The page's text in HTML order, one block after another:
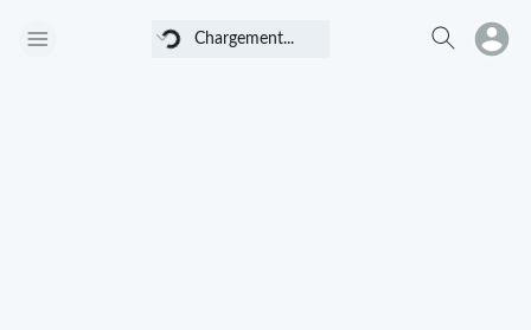
Chargement... Chargement...